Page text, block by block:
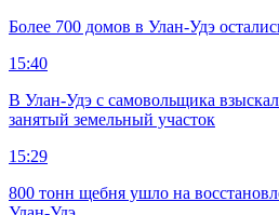
Более 700 домов в Улан-Удэ
15:40
В Улан-Удэ с самовольщика
занятый земельный участок
15:29
800 тонн щебня ушло на